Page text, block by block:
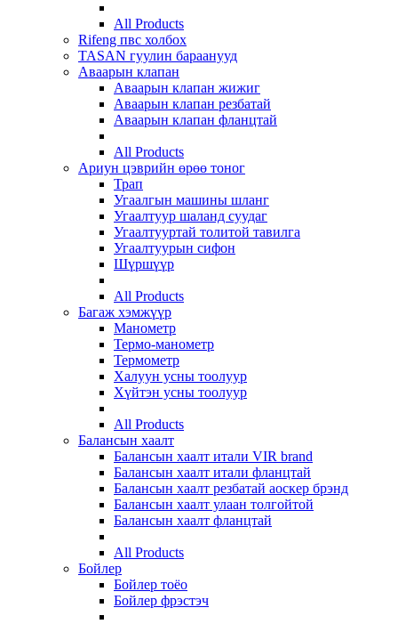
All Products
Rifeng пвс холбох
TASAN гуулин бараанууд
Аваарын клапан
Аваарын клапан жижиг
Аваарын клапан резбатай
Аваарын клапан фланцтай
All Products
Ариун цэврийн өрөө тоног
Трап
Угаалгын машины шланг
Угаалтуур шаланд суудаг
Угаалтууртай толитой тавилга
Угаалтуурын сифон
Шүршүүр
All Products
Багаж хэмжүүр
Манометр
Термо-манометр
Термометр
Халуун усны тоолуур
Хүйтэн усны тоолуур
All Products
Балансын хаалт
Балансын хаалт итали VIR brand
Балансын хаалт итали фланцтай
Балансын хаалт резбатай аоскер брэнд
Балансын хаалт улаан толгойтой
Балансын хаалт фланцтай
All Products
Бойлер
Бойлер тоёо
Бойлер фрэстэч